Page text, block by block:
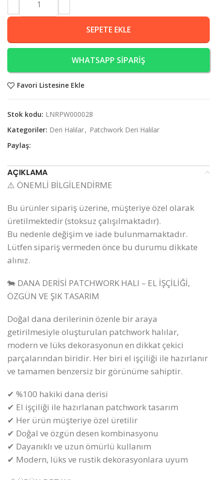
SEPETE EKLE
WHATSAPP SİPARİŞ
Favori Listesine Ekle
Stok kodu: LNRPW000028
Kategoriler: Deri Halılar, Patchwork Deri Halılar
Paylaş:
AÇIKLAMA
⚠️ ÖNEMLİ BİLGİLENDİRME
Bu ürünler sipariş üzerine, müşteriye özel olarak
üretilmektedir (stoksuz çalışılmaktadır).
Bu nedenle değişim ve iade bulunmamaktadır.
Lütfen sipariş vermeden önce bu durumu dikkate
alınız.
🐄 DANA DERİSİ PATCHWORK HALI – EL İŞÇİLİĞİ,
ÖZGÜN VE ŞIK TASARIM
Doğal dana derilerinin özenle bir araya
getirilmesiyle oluşturulan patchwork halılar,
modern ve lüks dekorasyonun en dikkat çekici
parçalarından biridir. Her biri el işçiliği ile hazırlanır
ve tamamen benzersiz bir görünüme sahiptir.
✔ %100 hakiki dana derisi
✔ El işçiliği ile hazırlanan patchwork tasarım
✔ Her ürün müşteriye özel üretilir
✔ Doğal ve özgün desen kombinasyonu
✔ Dayanıklı ve uzun ömürlü kullanım
✔ Modern, lüks ve rustik dekorasyonlara uyum